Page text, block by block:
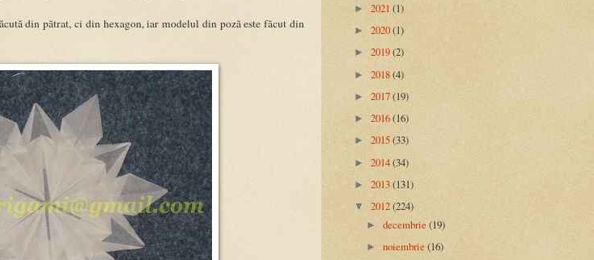
din pătrat, ci din hexagon, iar modelul din poză este făcut din
► 2021 (1)
► 2020(1)
► 2019(2)
► 2018(4)
► 2017(19)
► 2016(16)
► 2015(33)
► 2014(34)
► 2013(131)
▼ 2012(224)
►decembrie(19)
►noiembrie(16)